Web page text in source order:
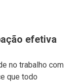
efetiva
no trabalho com
que todo